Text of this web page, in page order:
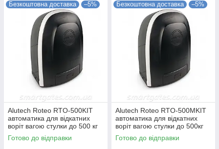
Безкоштовна доставка –5%
Alutech Roteo RTO-500KIT
автоматика для відкатних
воріт вагою стулки до 500 кг
(механічний кінцевик)
Готово до відправки
Безкоштовна доставка –5%
Alutech Roteo RTO-500MKIT
автоматика для відкатних
воріт вагою стулки до 500кг
(магнітний кінцевик)
Готово до відправки